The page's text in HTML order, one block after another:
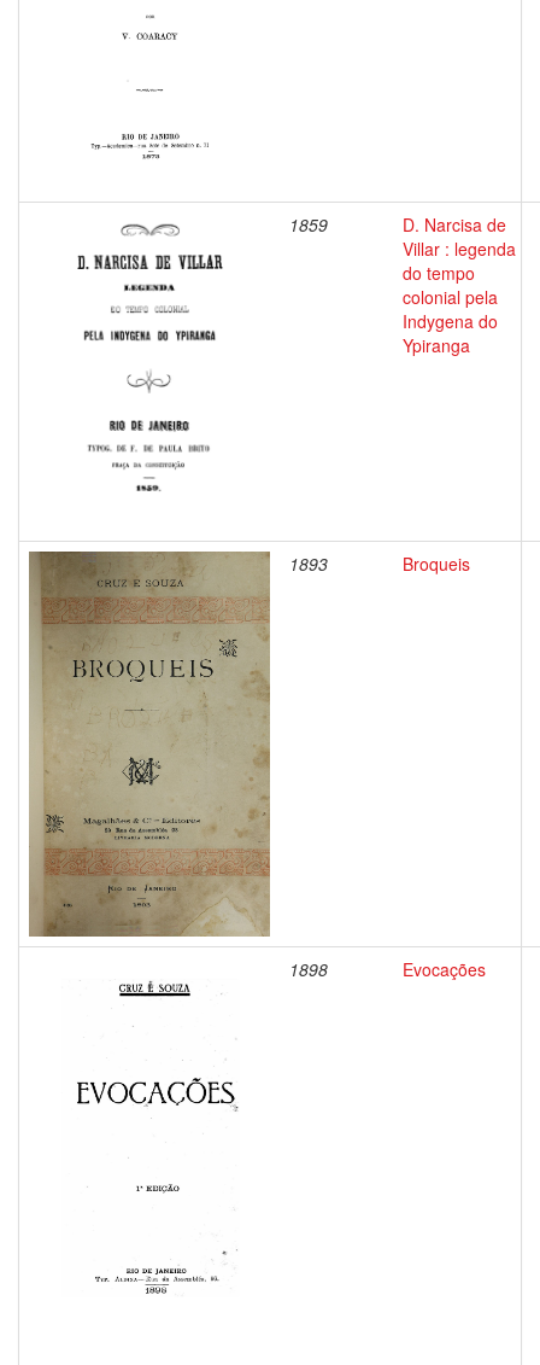
1859
D. Narcisa de
Villar : legenda
do tempo
colonial pela
Indygena do
Ypiranga
1893 Broqueis
1898 Evocações